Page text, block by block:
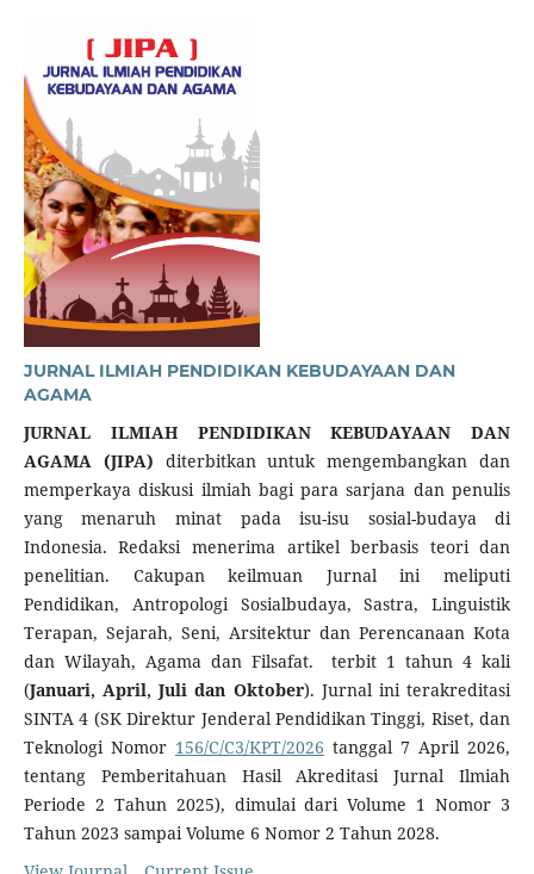
JURNAL ILMIAH PENDIDIKAN KEBUDAYAAN DAN
AGAMA
JURNAL ILMIAH PENDIDIKAN KEBUDAYAAN DAN
AGAMA (JIPA) diterbitkan untuk mengembangkan dan
memperkaya diskusi ilmiah bagi para sarjana dan penulis
yang menaruh minat pada isu-isu sosial-budaya di
Indonesia. Redaksi menerima artikel berbasis teori dan
penelitian. Cakupan keilmuan Jurnal ini meliputi
Pendidikan, Antropologi Sosialbudaya, Sastra, Linguistik
Terapan, Sejarah, Seni, Arsitektur dan Perencanaan Kota
dan Wilayah, Agama dan Filsafat. terbit 1 tahun 4 kali
(Januari, April, Juli dan Oktober). Jurnal ini terakreditasi
SINTA 4 (SK Direktur Jenderal Pendidikan Tinggi, Riset, dan
Teknologi Nomor 156/C/C3/KPT/2026 tanggal 7 April 2026,
tentang Pemberitahuan Hasil Akreditasi Jurnal Ilmiah
Periode 2 Tahun 2025), dimulai dari Volume 1 Nomor 3
Tahun 2023 sampai Volume 6 Nomor 2 Tahun 2028.